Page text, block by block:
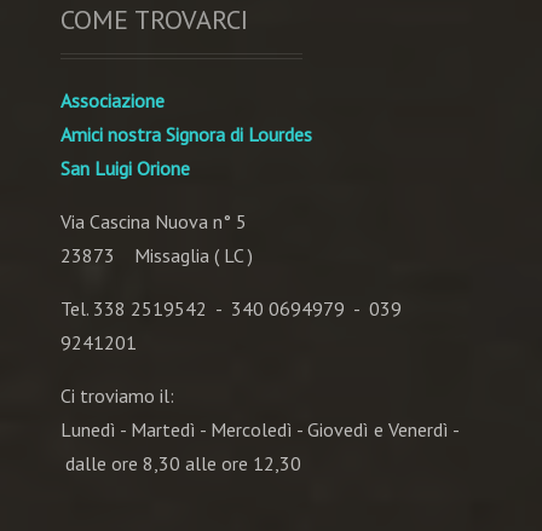
COME TROVARCI
Associazione
Amici nostra Signora di Lourdes
San Luigi Orione
Via Cascina Nuova n° 5
23873 Missaglia ( LC )
Tel. 338 2519542 - 340 0694979 - 039
9241201
Ci troviamo il:
Lunedì - Martedì - Mercoledì - Giovedì e Venerdì -
dalle ore 8,30 alle ore 12,30